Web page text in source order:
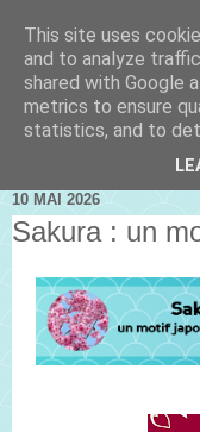
10 MAI 2026
Sakura : un
This site uses
and to analyze
shared with Google
metrics to ensure
statistics, and to